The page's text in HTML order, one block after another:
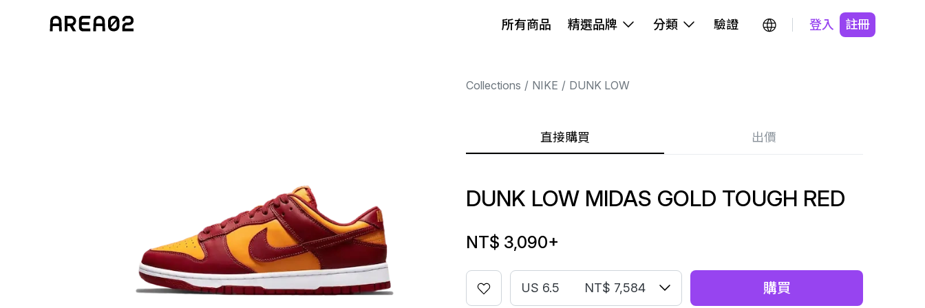
所有商品 精選品牌 分類 驗證 登入 註冊
Collections NIKE DUNK LOW
直接購買 出價
DUNK LOW MIDAS GOLD TOUGH RED
NT$ 3,090+
US 6.5 NT$ 7,584 購買